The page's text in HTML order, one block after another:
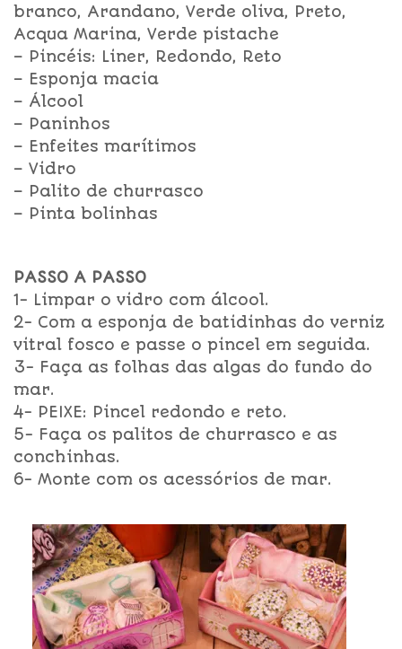
branco, Arandano, Verde oliva, Preto,
Acqua Marina, Verde pistache
– Pincéis: Liner, Redondo, Reto
– Esponja macia
– Álcool
– Paninhos
– Enfeites marítimos
– Vidro
– Palito de churrasco
– Pinta bolinhas
PASSO A PASSO
1- Limpar o vidro com álcool.
2- Com a esponja de batidinhas do verniz
vitral fosco e passe o pincel em seguida.
3- Faça as folhas das algas do fundo do
mar.
4- PEIXE: Pincel redondo e reto.
5- Faça os palitos de churrasco e as
conchinhas.
6- Monte com os acessórios de mar.